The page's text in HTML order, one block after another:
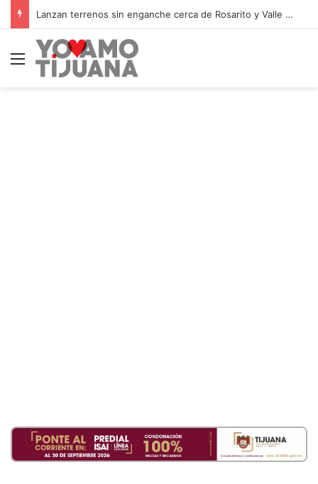
Lanzan terrenos sin enganche cerca de Rosarito y Valle de Guadalupe
Menú